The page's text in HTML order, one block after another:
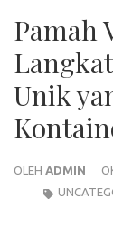
Pamah
Unik
OLEH ADMIN